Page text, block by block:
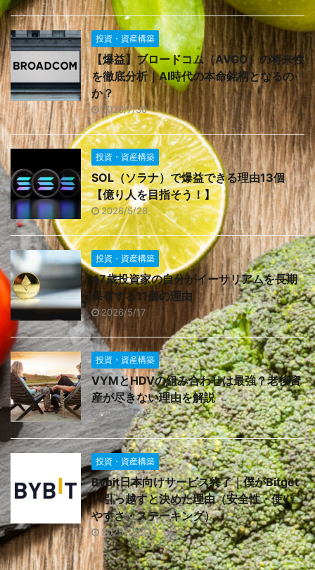
投資・資産構築
【爆益】ブロードコム（AVGO）の将来性
を徹底分析｜AI時代の本命銘柄となるの
か？
2026/7/30
投資・資産構築
SOL（ソラナ）で爆益できる理由13個
【億り人を目指そう！】
2026/5/28
投資・資産構築
47歳投資家の自分がイーサリアムを長期
保有する11個の理由
2026/5/17
投資・資産構築
VYMとHDVの組み合わせは最強？老後資
産が尽きない理由を解説
2026/3/28
投資・資産構築
Bybit日本向けサービス終了｜僕がBitget
へ引っ越すと決めた理由（安全性・使い
やすさ・ステーキング）
2025/12/27